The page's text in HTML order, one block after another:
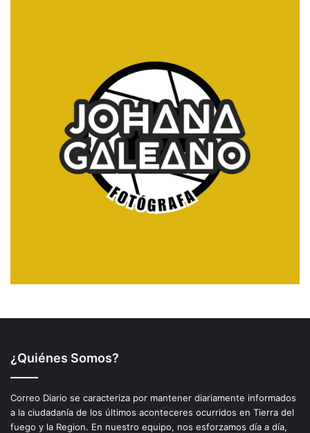
¿Quiénes Somos?
Correo Diario se caracteriza por mantener diariamente informados
a la ciudadanía de los últimos aconteceres ocurridos en Tierra del
fuego y la Region. En nuestro equipo, nos esforzamos día a día,